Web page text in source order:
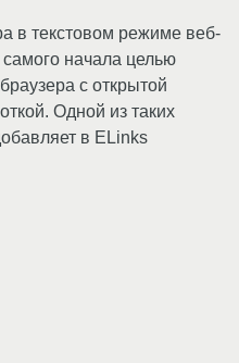
в текстовом режиме веб-
начала целью
с открытой
Одной из таких
в ELinks